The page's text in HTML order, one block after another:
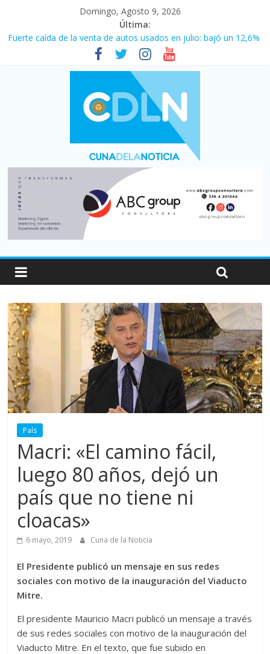
Domingo, Agosto 9, 2026
Última:
Fuerte caída de la venta de autos usados en julio: bajó un 12,6%
El agro argentino logró un récord histórico de exportaciones en
La morosidad alcanzó su nivel más alto en dos décadas y ya
afecta a 400 mil deudores en Santa Fe
Desde que asumió Milei cerraron 41.000 kioscos: el sector
Vacaciones de invierno con más movimiento y consumo
turístico: 4,6 millones de personas viajaron por el país, un 5,9%
más que en 2025
País
Macri: «El camino fácil,
luego 80 años, dejó un
país que no tiene ni
cloacas»
6 mayo, 2019 Cuna de la Noticia
El Presidente publicó un mensaje en sus redes
sociales con motivo de la inauguración del Viaducto
Mitre.
El presidente Mauricio Macri publicó un mensaje a través
de sus redes sociales con motivo de la inauguración del
Viaducto Mitre. En el texto, que fue subido en